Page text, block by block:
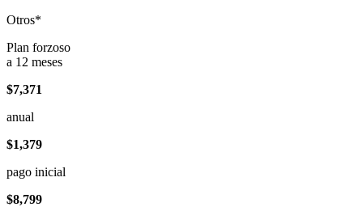
Otros*
Plan forzoso
a 12 meses
$7,371
anual
$1,379
pago inicial
$8,799